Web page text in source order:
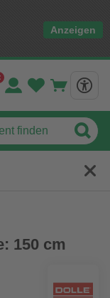
Anzeigen
150 cm